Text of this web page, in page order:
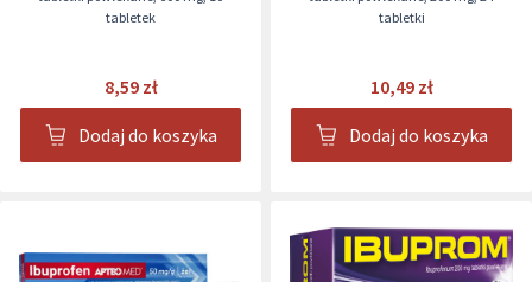
tabletek
8,59 zł
Dodaj do koszyka
tabletki
10,49 zł
Dodaj do koszyka